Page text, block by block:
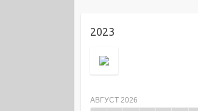
2023
АВГУСТ 2026